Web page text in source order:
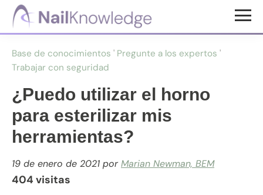
Saltar
principal
Saltar
Conocimientos
de
uñas
Base de conocimientos ' Pregunte a los expertos '
Trabajar con seguridad
¿Puedo utilizar el horno
para esterilizar mis
herramientas?
19 de enero de 2021 porMarian Newman, BEM
404 visitas